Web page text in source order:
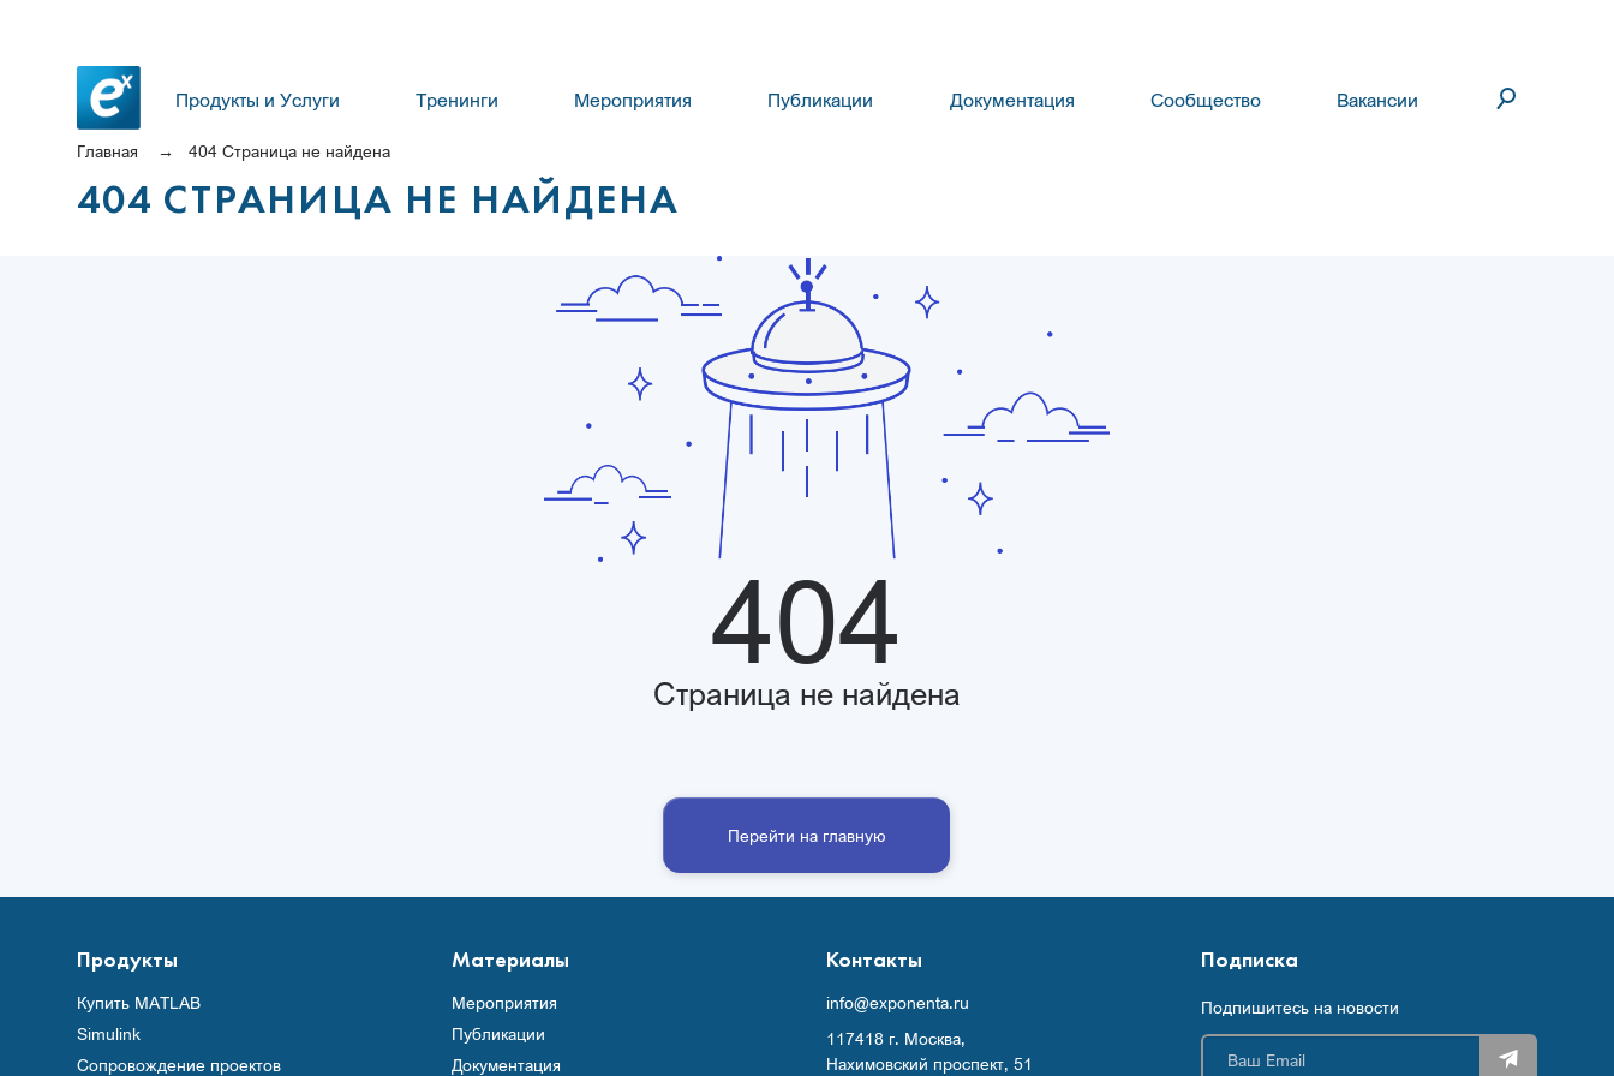
Продукты и Услуги Тренинги Мероприятия Публикации Документация Сообщество Вакансии
Главная 404 Страница не найдена
404 СТРАНИЦА НЕ НАЙДЕНА
404
Страница не найдена
Перейти на главную
Продукты
Купить MATLAB
Simulink
Сопровождение проектов
Материалы
Мероприятия
Публикации
Документация
Контакты
info@exponenta.ru
117418 г. Москва,
Нахимовский проспект, 51
Подписка
Подпишитесь на новости